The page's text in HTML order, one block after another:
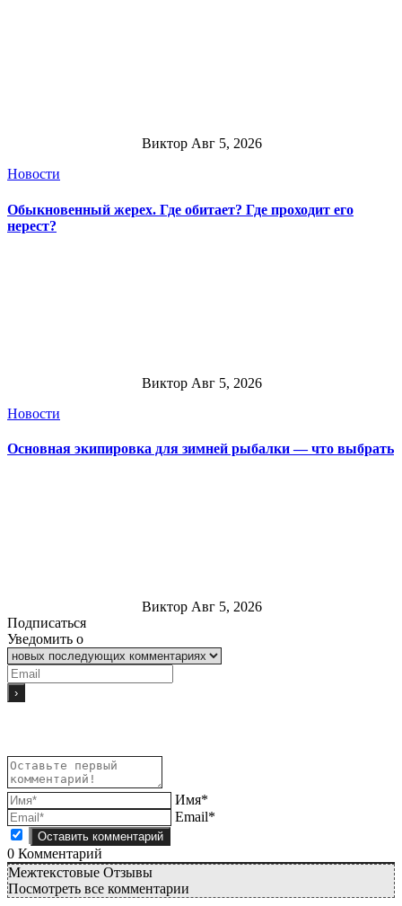
Виктор Авг 5, 2026
Новости
Обыкновенный жерех. Где обитает? Где проходит его
нерест?
Виктор Авг 5, 2026
Новости
Основная экипировка для зимней рыбалки — что выбрать
Виктор Авг 5, 2026
Подписаться
Уведомить о
Имя*
Email*
0 Комментарий
Межтекстовые Отзывы
Посмотреть все комментарии